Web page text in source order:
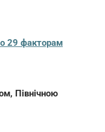
29 факторам
Північною